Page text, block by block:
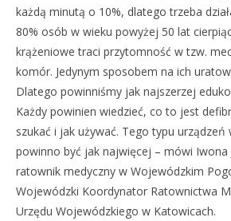
każdą minutą o 10%, dlatego trzeba
80% osób w wieku powyżej 50 lat
krążeniowe traci przytomność w tzw.
komór. Jedynym sposobem na ich
Dlatego powinniśmy jak najszerzej
Każdy powinien wiedzieć, co to jest
szukać i jak używać. Tego typu urządzeń
powinno być jak najwięcej – mówi Iwona
ratownik medyczny w Wojewódzkim
Wojewódzki Koordynator Ratownictwa
Urzędu Wojewódzkiego w Katowicach.